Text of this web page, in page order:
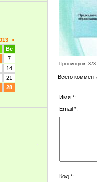
»
Вс
7
14
21
28
Просмотров:
Всего
Имя *:
Email *:
Код *: